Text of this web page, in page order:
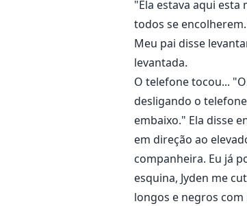
"Ela estava aqui
todos se
Meu pai disse
levantada.
O telefone tocou...
desligando o
embaixo." Ela disse
em direção ao
companheira. Eu já
esquina, Jyden me
longos e negros com